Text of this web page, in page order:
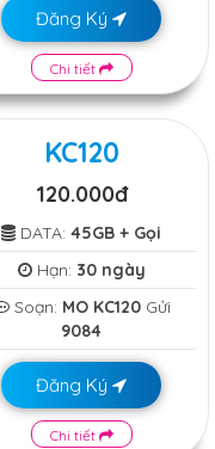
Đăng Ký
Chi tiết
KC120
120.000đ
DATA: 45GB + Gọi
Hạn: 30 ngày
Soạn: MO KC120Gửi
9084
Đăng Ký
Chi tiết